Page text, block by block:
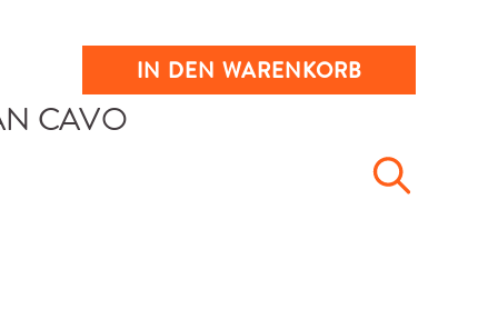
IN DEN WARENKORB